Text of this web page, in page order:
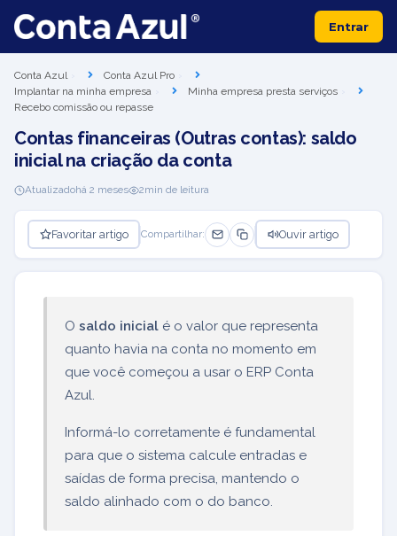
Entrar
Conta Azul
Conta Azul Pro
Implantar na minha empresa
Minha empresa presta serviços
Recebo comissão ou repasse
Contas financeiras (Outras contas): saldo
inicial na criação da conta
Atualizadohá 2 meses 2min de leitura
Favoritar artigo Compartilhar: Ouvir artigo
O saldo inicial é o valor que representa
quanto havia na conta no momento em
que você começou a usar o ERP Conta
Azul.
Informá-lo corretamente é fundamental
para que o sistema calcule entradas e
saídas de forma precisa, mantendo o
saldo alinhado com o do banco.